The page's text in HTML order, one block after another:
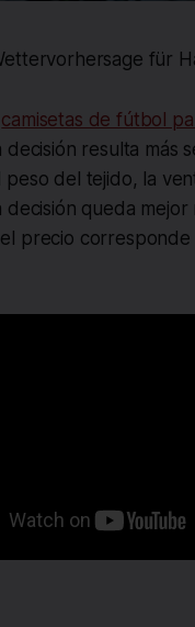
für
camisetas de fútbol
decisión resulta más
peso del tejido, la
decisión queda
precio corresponde